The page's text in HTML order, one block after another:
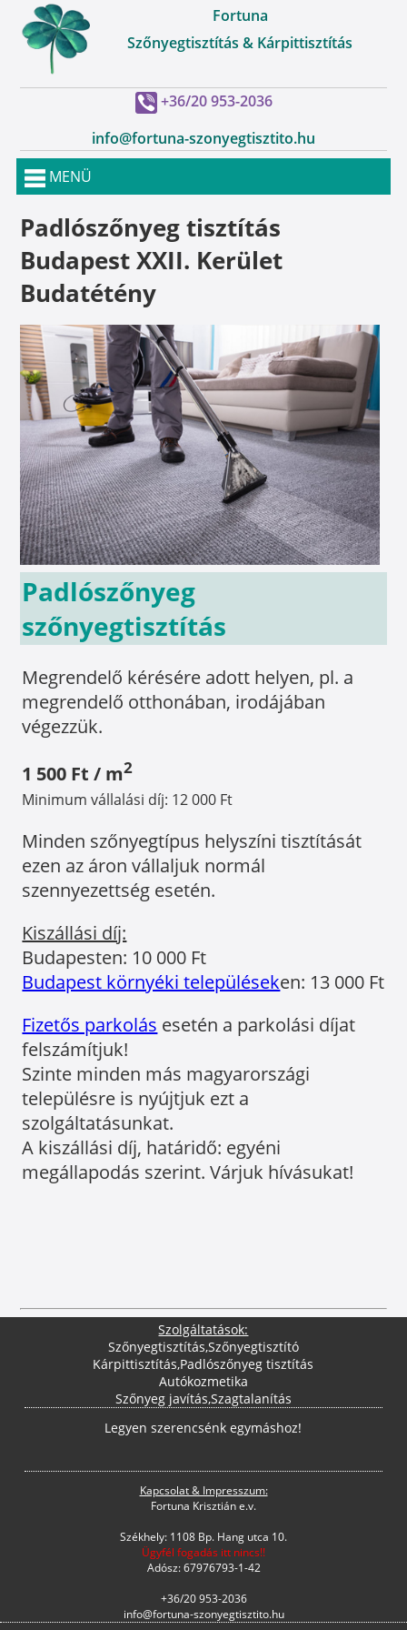
Fortuna
Szőnyegtisztítás & Kárpittisztítás
+36/20 953-2036
info@fortuna-szonyegtisztito.hu
MENÜ
Padlószőnyeg tisztítás
Budapest XXII. Kerület
Budatétény
Padlószőnyeg
szőnyegtisztítás
Megrendelő kérésére adott helyen, pl. a
megrendelő otthonában, irodájában
végezzük.
1 500 Ft / m2
Minimum vállalási díj: 12 000 Ft
Minden szőnyegtípus helyszíni tisztítását
ezen az áron vállaljuk normál
szennyezettség esetén.
Kiszállási díj:
Budapesten: 10 000 Ft
Budapest környéki településeken: 13 000 Ft
Fizetős parkolás esetén a parkolási díjat
felszámítjuk!
Szinte minden más magyarországi
településre is nyújtjuk ezt a
szolgáltatásunkat.
A kiszállási díj, határidő: egyéni
megállapodás szerint. Várjuk hívásukat!
Szolgáltatások:
Szőnyegtisztítás,Szőnyegtisztító
Kárpittisztítás,Padlószőnyeg tisztítás
Autókozmetika
Szőnyeg javítás,Szagtalanítás
Legyen szerencsénk egymáshoz!
Kapcsolat & Impresszum:
Fortuna Krisztián e.v.
Székhely: 1108 Bp. Hang utca 10.
Ügyfél fogadás itt nincs!!
Adósz: 67976793-1-42
+36/20 953-2036
info@fortuna-szonyegtisztito.hu